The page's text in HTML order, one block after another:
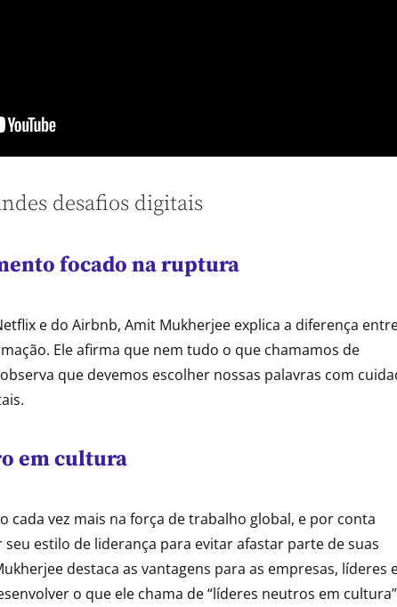
desafios digitais
focado na ruptura
e do Airbnb, Amit Mukherjee explica a diferença
Ele afirma que nem tudo o que chamamos de
que devemos escolher nossas palavras com
em cultura
cada vez mais na força de trabalho global, e por conta
estilo de liderança para evitar afastar parte de suas
destaca as vantagens para as empresas, líderes
o que ele chama de “líderes neutros em